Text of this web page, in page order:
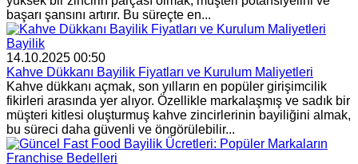
başarı şansını artırır. Bu süreçte en...
Bayilik
14.10.2025 00:50
Kahve Dükkanı Bayilik Fiyatları ve Kurulum Maliyetleri
Kahve dükkanı açmak, son yılların en popüler girişimcilik
fikirleri arasında yer alıyor. Özellikle markalaşmış ve sadık bir
müşteri kitlesi oluşturmuş kahve zincirlerinin bayiliğini almak,
bu süreci daha güvenli ve öngörülebilir...